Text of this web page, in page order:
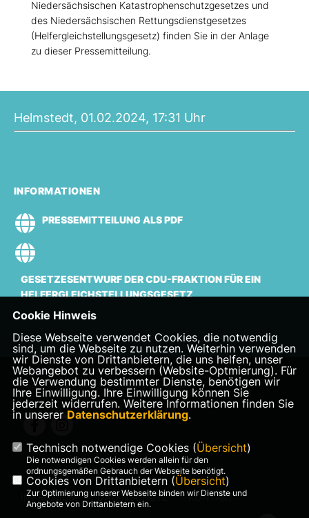
Niedersächsischen Katastrophenschutzgesetzes und
des Niedersächsischen Rettungsdienstgesetzes
(Helfergleichstellungsgesetz) finden Sie in der Anlage
zu dieser Pressemitteilung.
Helmstedt, 01.02.2024, 17:31 Uhr
INFORMATIONEN
PRESSEMITTEILUNG ALS PDF
GESETZESENTWURF DER CDU-FRAKTION FÜR EIN
HELFERGLEICHSTELLUNGSGESETZ
Landtagsabgeordnete Veronika Bode
IMPRESSUM DATENSCHUTZ KONTAKT
Cookie Hinweis
Diese Webseite verwendet Cookies, die notwendig
sind, um die Webseite zu nutzen. Weiterhin verwenden
wir Dienste von Drittanbietern, die uns helfen, unser
Webangebot zu verbessern (Website-Optmierung). Für
die Verwendung bestimmter Dienste, benötigen wir
Ihre Einwilligung. Ihre Einwilligung können Sie
jederzeit widerrufen. Weitere Informationen finden Sie
in unserer Datenschutzerklärung.
Technisch notwendige Cookies (Übersicht)
Die notwendigen Cookies werden allein für den
ordnungsgemäßen Gebrauch der Webseite benötigt.
Cookies von Drittanbietern (Übersicht)
Zur Optimierung unserer Webseite binden wir Dienste und
Angebote von Drittanbietern ein.